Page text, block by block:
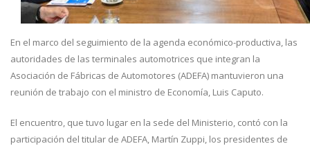
En el marco del seguimiento de la agenda económico-productiva, las
autoridades de las terminales automotrices que integran la
Asociación de Fábricas de Automotores (ADEFA) mantuvieron una
reunión de trabajo con el ministro de Economía, Luis Caputo.
El encuentro, que tuvo lugar en la sede del Ministerio, contó con la
participación del titular de ADEFA, Martín Zuppi, los presidentes de